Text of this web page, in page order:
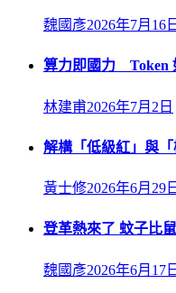
魏國彥2026年7月16日
算力即國力 Token
林建甫2026年7月2日
解構「低級紅」與
黃士修2026年6月29日
登革熱來了 蚊子比
魏國彥2026年6月17日